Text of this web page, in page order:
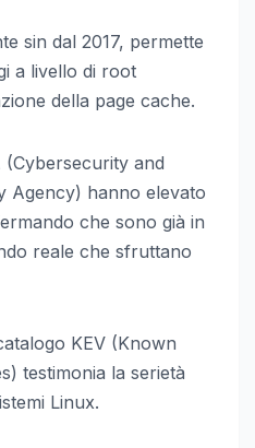
sin dal 2017, permette
a livello di root
della page cache.
(Cybersecurity and
Agency) hanno elevato
che sono già in
reale che sfruttano
KEV (Known
testimonia la serietà
Linux.